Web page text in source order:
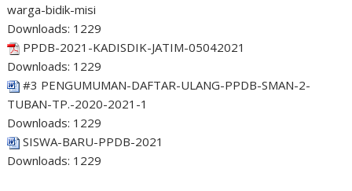
warga-bidik-misi
Downloads: 1229
PPDB-2021-KADISDIK-JATIM-05042021
Downloads: 1229
#3 PENGUMUMAN-DAFTAR-ULANG-PPDB-SMAN-2-
TUBAN-TP.-2020-2021-1
Downloads: 1229
SISWA-BARU-PPDB-2021
Downloads: 1229